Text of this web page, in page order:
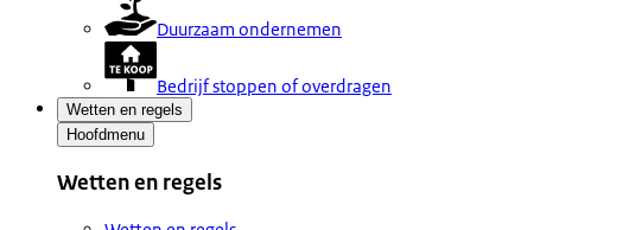
Duurzaam ondernemen
Bedrijf stoppen of overdragen
Wetten en regels
Hoofdmenu
Wetten en regels